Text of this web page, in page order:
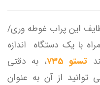
این پراب غوطه وری/
با یک دستگاه اندازه
تستو 735
، به دقتی
از آن به عنوان